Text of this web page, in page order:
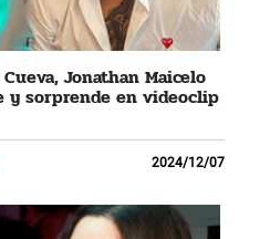
Jonathan Maicelo
y sorprende en videoclip
2024/12/07